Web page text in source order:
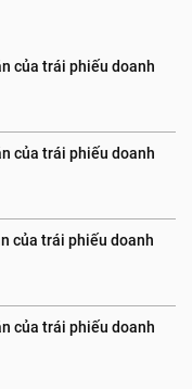
của trái phiếu doanh
của trái phiếu doanh
của trái phiếu doanh
của trái phiếu doanh